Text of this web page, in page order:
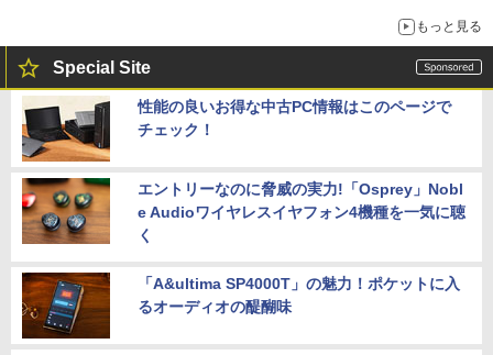
もっと見る
Special Site
性能の良いお得な中古PC情報はこのページで
チェック！
エントリーなのに脅威の実力!「Osprey」Nobl
e Audioワイヤレスイヤフォン4機種を一気に聴
く
「A&ultima SP4000T」の魅力！ポケットに入
るオーディオの醍醐味